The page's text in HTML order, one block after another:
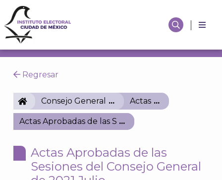
Regresar
IECMConsejo General Actas
Actas Aprobadas de las Sesiones del Consejo
Actas Aprobadas de las
Sesiones del Consejo General